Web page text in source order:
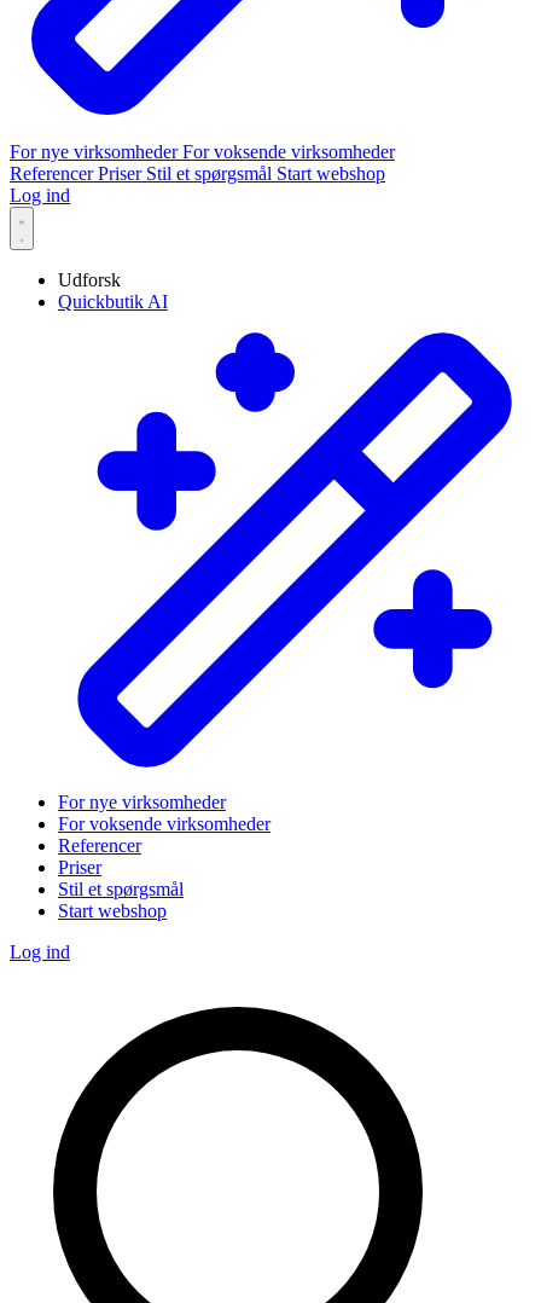
For nye virksomhederFor voksende virksomheder
ReferencerPriser Stil et spørgsmål Start webshop
Log ind
Udforsk
Quickbutik AI
For nye virksomheder
For voksende virksomheder
Referencer
Priser
Stil et spørgsmål
Start webshop
Log ind